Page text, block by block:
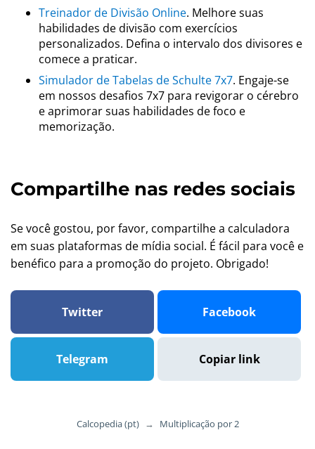
Treinador de Divisão Online. Melhore suas
habilidades de divisão com exercícios
personalizados. Defina o intervalo dos divisores e
comece a praticar.
Simulador de Tabelas de Schulte 7x7. Engaje-se
em nossos desafios 7x7 para revigorar o cérebro
e aprimorar suas habilidades de foco e
memorização.
Compartilhe nas redes sociais
Se você gostou, por favor, compartilhe a calculadora
em suas plataformas de mídia social. É fácil para você e
benéfico para a promoção do projeto. Obrigado!
Twitter Facebook
Telegram Copiar link
Calcopedia (pt) → Multiplicação por 2